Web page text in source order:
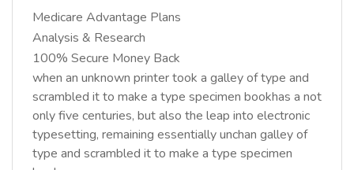
Medicare Advantage Plans
Analysis & Research
100% Secure Money Back
when an unknown printer took a galley of type and
scrambled it to make a type specimen bookhas a not
only five centuries, but also the leap into electronic
typesetting, remaining essentially unchan galley of
type and scrambled it to make a type specimen